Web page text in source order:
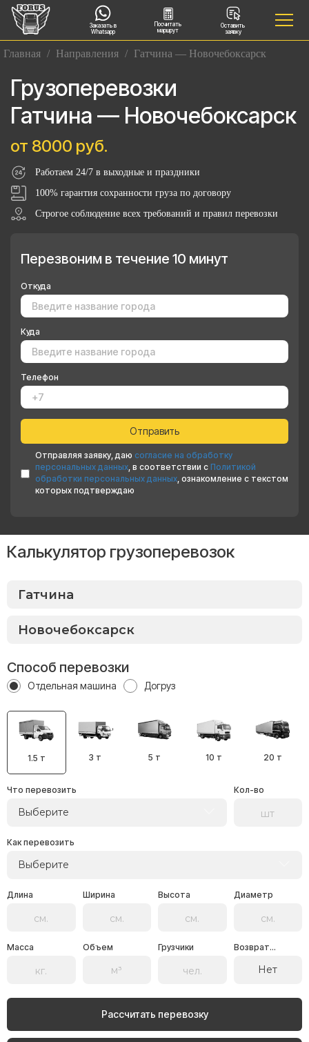
Заказать в
Whatsapp
Посчитать
маршрут
Оставить
заявку
Главная / Направления / Гатчина — Новочебоксарск
Грузоперевозки
Гатчина — Новочебоксарск
от 8000 руб.
Работаем 24/7 в выходные и праздники
100% гарантия сохранности груза по договору
Строгое соблюдение всех требований и правил перевозки
Перезвоним в течение 10 минут
Откуда
Куда
Телефон
Отправляя заявку, даю согласие на обработку
персональных данных, в соответствии с Политикой
обработки персональных данных, ознакомление с текстом
которых подтверждаю
Калькулятор грузоперевозок
Способ перевозки
Отдельная машина Догруз
1.5 т 3 т 5 т 10 т 20 т
Что перевозить
Выберите
Кол-во
Как перевозить
Выберите
Длина Ширина Высота Диаметр
Масса Объем Грузчики Возврат...
Нет
Рассчитать перевозку